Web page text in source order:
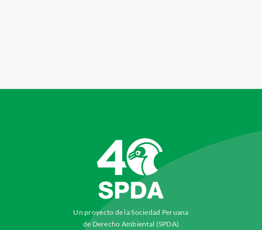
Un proyecto de la Sociedad Peruana
de Derecho Ambiental (SPDA)